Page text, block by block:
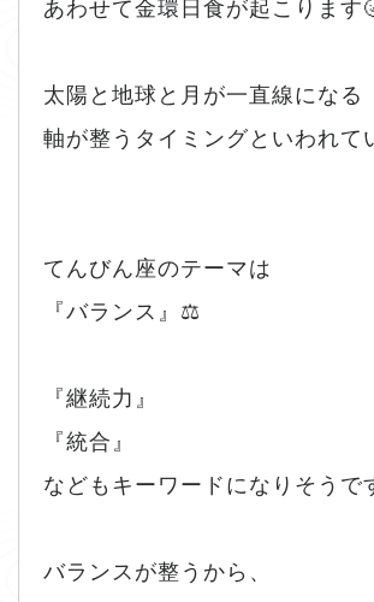
あわせて金環日食が起こります
太陽と地球と月が一直線になる
軸が整うタイミングといわれて
てんびん座のテーマは
『バランス』⚖️
『継続力』
『統合』
などもキーワードになりそうで
バランスが整うから、